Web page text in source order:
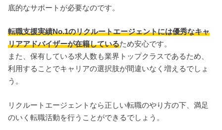
底的なサポートが必要なのです。
転職支援実績No.1のリクルートエージェントには優秀なキャ
リアアドバイザーが在籍しているため安心です。
また、保有している求人数も業界トップクラスであるため、
利用することでキャリアの選択肢が間違いなく増えるでしょ
う。
リクルートエージェントなら正しい転職のやり方の下、満足
のいく転職活動を行うことができるでしょう。